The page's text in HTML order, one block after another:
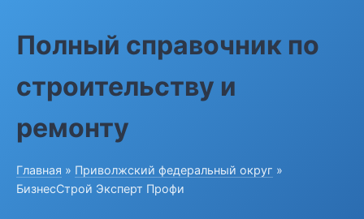
Полный справочник по
строительству и
ремонту
Главная » Приволжский федеральный округ »
БизнесСтрой Эксперт Профи